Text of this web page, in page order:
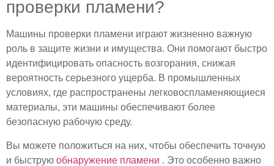
проверки пламени?
Машины проверки пламени играют жизненно важную
роль в защите жизни и имущества. Они помогают быстро
идентифицировать опасность возгорания, снижая
вероятность серьезного ущерба. В промышленных
условиях, где распространены легковоспламеняющиеся
материалы, эти машины обеспечивают более
безопасную рабочую среду.
Вы можете положиться на них, чтобы обеспечить точную
и быструю обнаружение пламени . Это особенно важно